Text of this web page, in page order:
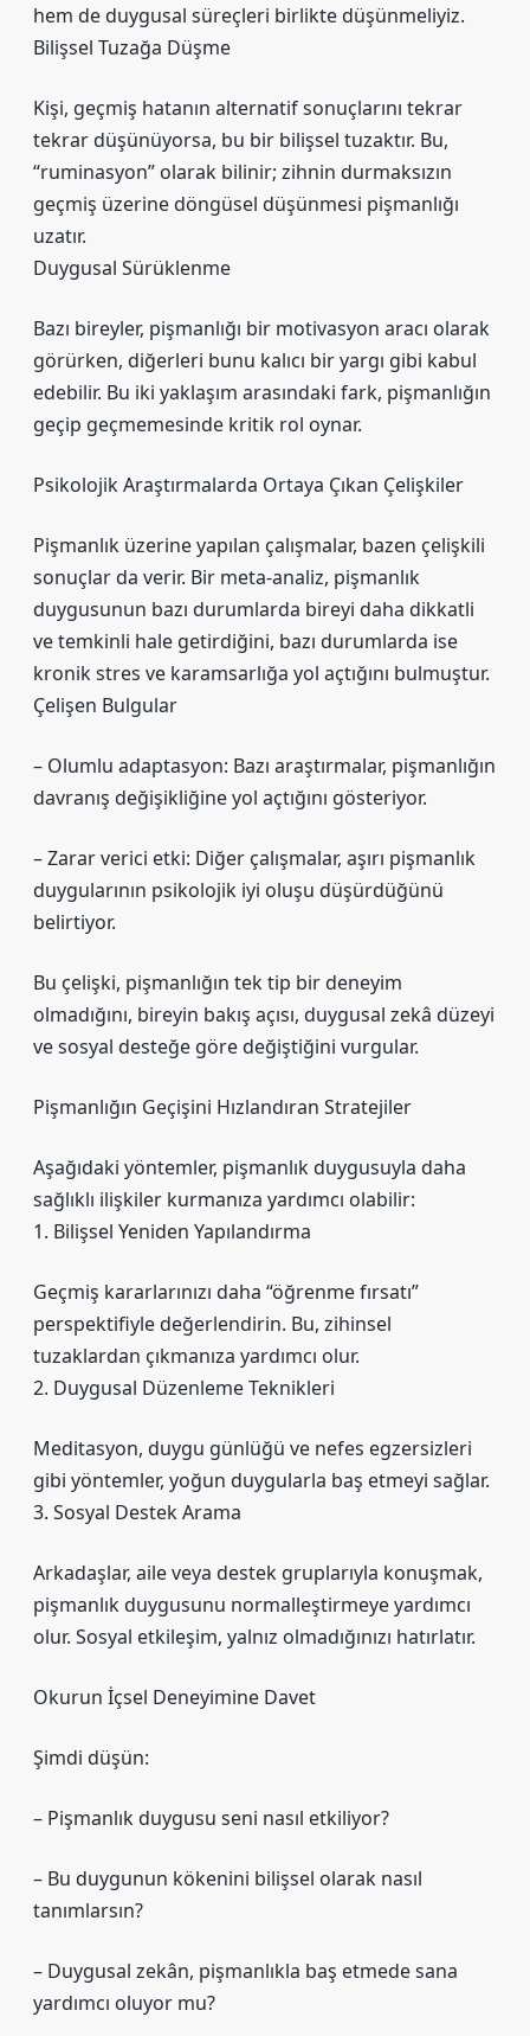
hem de duygusal süreçleri birlikte düşünmeliyiz.
Bilişsel Tuzağa Düşme
Kişi, geçmiş hatanın alternatif sonuçlarını tekrar
tekrar düşünüyorsa, bu bir bilişsel tuzaktır. Bu,
“ruminasyon” olarak bilinir; zihnin durmaksızın
geçmiş üzerine döngüsel düşünmesi pişmanlığı
uzatır.
Duygusal Sürüklenme
Bazı bireyler, pişmanlığı bir motivasyon aracı olarak
görürken, diğerleri bunu kalıcı bir yargı gibi kabul
edebilir. Bu iki yaklaşım arasındaki fark, pişmanlığın
geçip geçmemesinde kritik rol oynar.
Psikolojik Araştırmalarda Ortaya Çıkan Çelişkiler
Pişmanlık üzerine yapılan çalışmalar, bazen çelişkili
sonuçlar da verir. Bir meta-analiz, pişmanlık
duygusunun bazı durumlarda bireyi daha dikkatli
ve temkinli hale getirdiğini, bazı durumlarda ise
kronik stres ve karamsarlığa yol açtığını bulmuştur.
Çelişen Bulgular
– Olumlu adaptasyon: Bazı araştırmalar, pişmanlığın
davranış değişikliğine yol açtığını gösteriyor.
– Zarar verici etki: Diğer çalışmalar, aşırı pişmanlık
duygularının psikolojik iyi oluşu düşürdüğünü
belirtiyor.
Bu çelişki, pişmanlığın tek tip bir deneyim
olmadığını, bireyin bakış açısı, duygusal zekâ düzeyi
ve sosyal desteğe göre değiştiğini vurgular.
Pişmanlığın Geçişini Hızlandıran Stratejiler
Aşağıdaki yöntemler, pişmanlık duygusuyla daha
sağlıklı ilişkiler kurmanıza yardımcı olabilir:
1. Bilişsel Yeniden Yapılandırma
Geçmiş kararlarınızı daha “öğrenme fırsatı”
perspektifiyle değerlendirin. Bu, zihinsel
tuzaklardan çıkmanıza yardımcı olur.
2. Duygusal Düzenleme Teknikleri
Meditasyon, duygu günlüğü ve nefes egzersizleri
gibi yöntemler, yoğun duygularla baş etmeyi sağlar.
3. Sosyal Destek Arama
Arkadaşlar, aile veya destek gruplarıyla konuşmak,
pişmanlık duygusunu normalleştirmeye yardımcı
olur. Sosyal etkileşim, yalnız olmadığınızı hatırlatır.
Okurun İçsel Deneyimine Davet
Şimdi düşün:
– Pişmanlık duygusu seni nasıl etkiliyor?
– Bu duygunun kökenini bilişsel olarak nasıl
tanımlarsın?
– Duygusal zekân, pişmanlıkla baş etmede sana
yardımcı oluyor mu?